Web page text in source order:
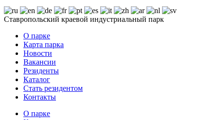
Ставропольский краевой индустриальный парк
О парке
Карта парка
Новости
Вакансии
Резиденты
Каталог
Стать резидентом
Контакты
О парке